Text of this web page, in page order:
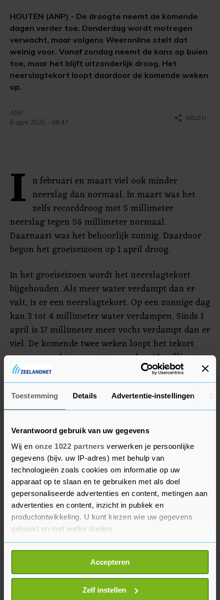
Toestemming Details Advertentie-instellingen
Verantwoord gebruik van uw gegevens
Wij en onze 1022 partners verwerken je persoonlijke
gegevens (bijv. uw IP-adres) met behulp van
technologieën zoals cookies om informatie op uw
apparaat op te slaan en te gebruiken met als doel
gepersonaliseerde advertenties en content, metingen aan
advertenties en content, inzicht in publiek en
productontwikkeling. U kunt kiezen wie uw gegevens
gebruikt en met welke doelen.
Als u het toestaat, willen we ook graag:
Informatie verzamelen over uw geografische
locatie, die tot een paar meter nauwkeurig kan zijn
Uw apparaat identificeren door het actief te
Accepteren
Zelf instellen
HOUTEN (ANP) - De droogte neemt de komende
dagen verder toe. Donderdag wordt motregen
verwacht, maar volgens Weeronline stelt dat
weinig voor. Vanaf zondag neemt de kans op buien
toe, maar het blijft uitzonderlijk droog. Het
neerslagtekort loopt daardoor de komende weken
op.
ANP
8 april 2025 - 08:47
share DELEN
I n februari en maart viel ook minder
neerslag dan normaal. In maart was het
zelfs recorddroog met 5 millimeter
neerslag tegen 56 millimeter normaal.
Daarnaast was het behoorlijk zonnig. Daardoor
begon het groeiseizoen op 1 april droog.
In het groeiseizoen wordt het neerslagtekort
bijgehouden. Als meer water verdampt dan er
valt, is er een neerslagtekort. Op een zonnige dag
kan 3 tot 4 millimeter water verdampen. Sinds 1
april is 17 millimeter meer vocht verdampt dan er
viel. De komende twee weken loopt het tekort
naar verwachting op tot meer dan 40 millimeter.
Meer uit Binnenland